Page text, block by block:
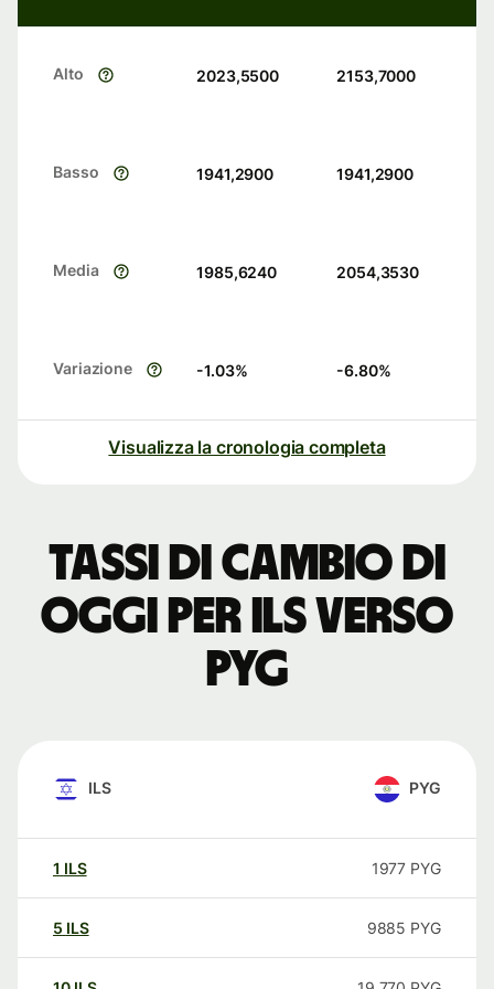
Alto 2023,5500 2153,7000
Basso 1941,2900 1941,2900
Media 1985,6240 2054,3530
Variazione -1.03% -6.80%
Visualizza la cronologia completa
Tassi di cambio di
oggi per ILS verso
PYG
ILS PYG
1 ILS 1977 PYG
5 ILS 9885 PYG